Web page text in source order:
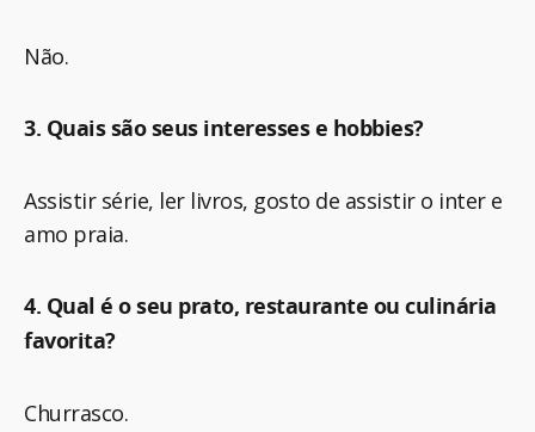
Não.
3. Quais são seus interesses e hobbies?
Assistir série, ler livros, gosto de assistir o inter e
amo praia.
4. Qual é o seu prato, restaurante ou culinária
favorita?
Churrasco.